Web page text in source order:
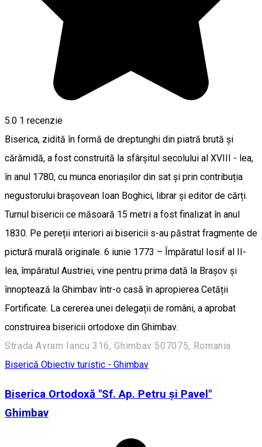
5.0 1 recenzie
Biserica, zidită în formă de dreptunghi din piatră brută și
cărămidă, a fost construită la sfârșitul secolului al XVIII - lea,
în anul 1780, cu munca enoriașilor din sat și prin contribuția
negustorului brașovean Ioan Boghici, librar și editor de cărți.
Turnul bisericii ce măsoară 15 metri a fost finalizat în anul
1830. Pe pereții interiori ai bisericii s-au păstrat fragmente de
pictură murală originale. 6 iunie 1773 – Împăratul Iosif al II-
lea, împăratul Austriei, vine pentru prima dată la Brașov și
înnoptează la Ghimbav într-o casă în apropierea Cetății
Fortificate. La cererea unei delegații de români, a aprobat
construirea bisericii ortodoxe din Ghimbav.
Strada Avram Iancu 316, Ghimbav 507075, Romania
Biserică Obiectiv turistic - Ghimbav
Biserica Ortodoxă "Sf. Ap. Petru și Pavel"
Ghimbav